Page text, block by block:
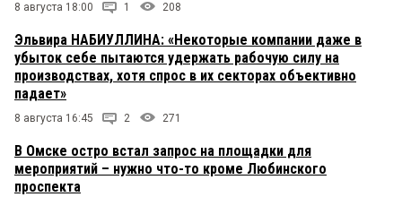
8 августа 18:00 1 208
Эльвира НАБИУЛЛИНА: «Некоторые компании даже в
убыток себе пытаются удержать рабочую силу на
производствах, хотя спрос в их секторах объективно
падает»
8 августа 16:45 2 271
В Омске остро встал запрос на площадки для
мероприятий – нужно что-то кроме Любинского
проспекта